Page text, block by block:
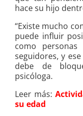
hace su hijo
“Existe mucho
puede influir
como
seguidores, y
debe de
psicóloga.
Leer más:
su edad